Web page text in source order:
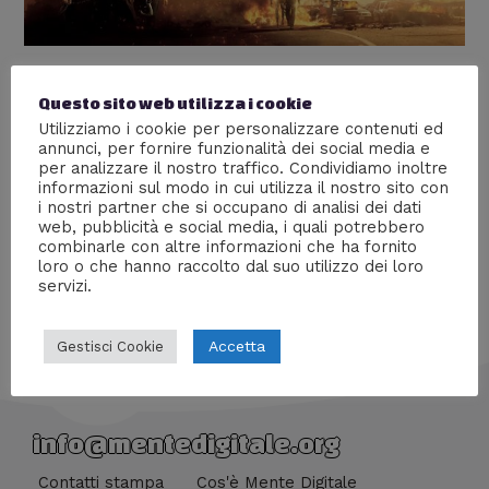
Lascia un commento /Anteprime stampa,Cinema
Recensioni/ DiEmi
Torna nelle sale la saga “Terminator” e l’abbiamo visto
per voi in anteprima
info@mentedigitale.org
Contatti stampa Cos'è Mente Digitale
Questo sito web utilizza i cookie
Utilizziamo i cookie per personalizzare contenuti ed
annunci, per fornire funzionalità dei social media e
per analizzare il nostro traffico. Condividiamo inoltre
informazioni sul modo in cui utilizza il nostro sito con
i nostri partner che si occupano di analisi dei dati
web, pubblicità e social media, i quali potrebbero
combinarle con altre informazioni che ha fornito
loro o che hanno raccolto dal suo utilizzo dei loro
servizi.
Gestisci Cookie Accetta